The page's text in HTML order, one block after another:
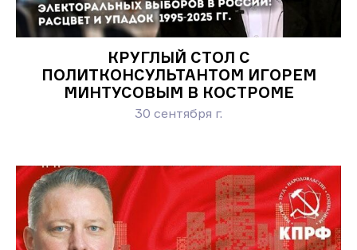
КРУГЛЫЙ СТОЛ С
ПОЛИТКОНСУЛЬТАНТОМ ИГОРЕМ
МИНТУСОВЫМ В КОСТРОМЕ
30 сентября г.